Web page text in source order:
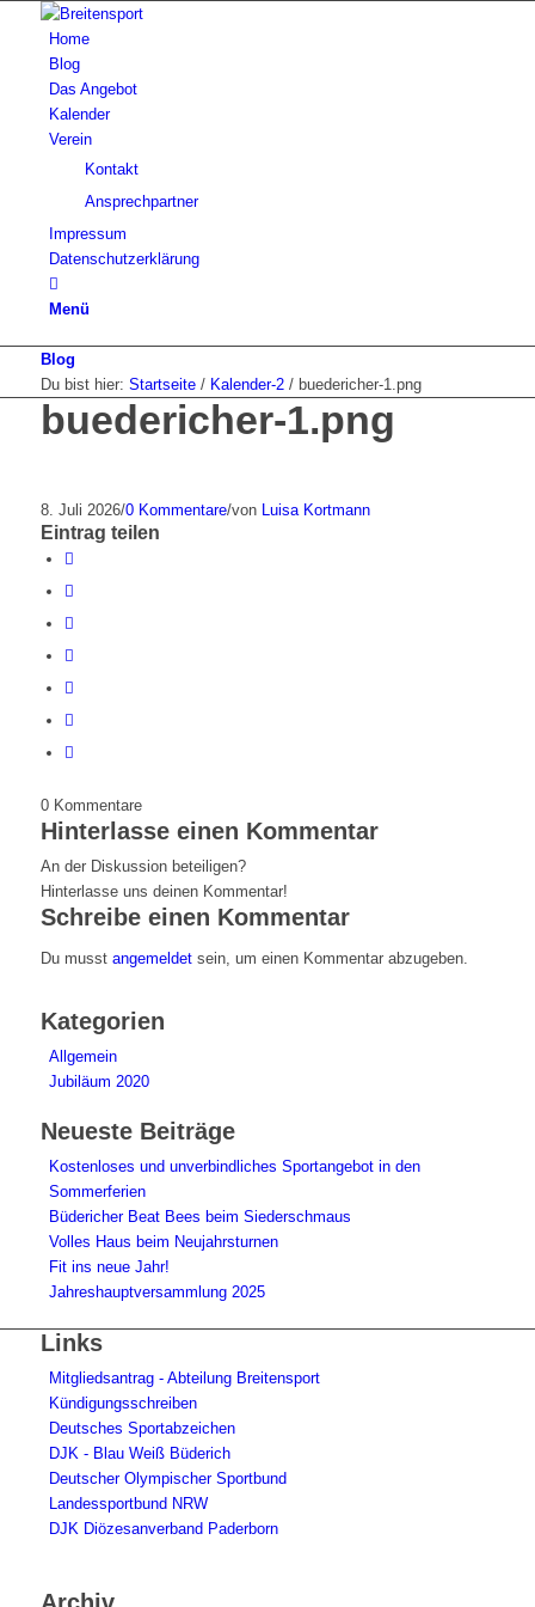
Home
Blog
Das Angebot
Kalender
Verein
Kontakt
Ansprechpartner
Impressum
Datenschutzerklärung
Menü
Blog
Du bist hier: Startseite / Kalender-2 / buedericher-1.png
buedericher-1.png
8. Juli 2026/0 Kommentare/von Luisa Kortmann
Eintrag teilen
0 Kommentare
Hinterlasse einen Kommentar
An der Diskussion beteiligen?
Hinterlasse uns deinen Kommentar!
Schreibe einen Kommentar
Du musst angemeldetsein, um einen Kommentar abzugeben.
Kategorien
Allgemein
Jubiläum 2020
Neueste Beiträge
Kostenloses und unverbindliches Sportangebot in den
Sommerferien
Büdericher Beat Bees beim Siederschmaus
Volles Haus beim Neujahrsturnen
Fit ins neue Jahr!
Jahreshauptversammlung 2025
Links
Mitgliedsantrag - Abteilung Breitensport
Kündigungsschreiben
Deutsches Sportabzeichen
DJK - Blau Weiß Büderich
Deutscher Olympischer Sportbund
Landessportbund NRW
DJK Diözesanverband Paderborn